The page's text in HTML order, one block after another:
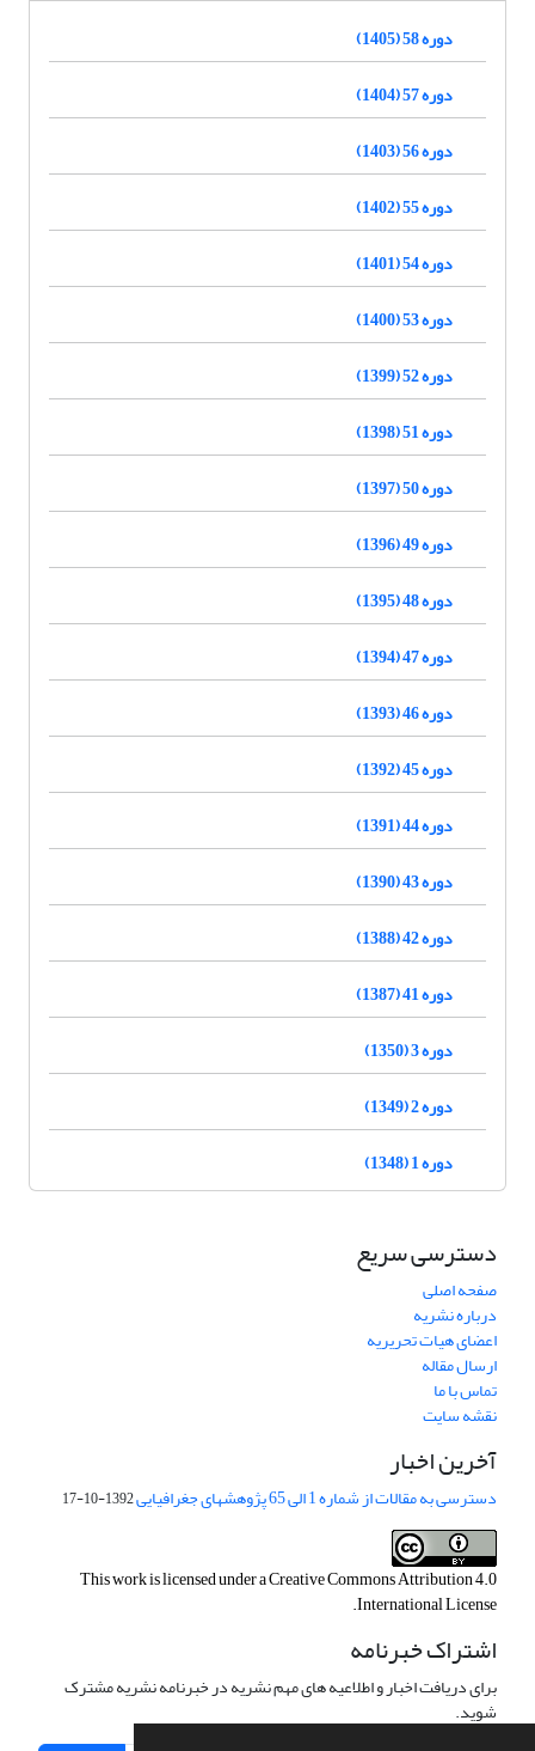
دوره 58 (1405)
دوره 57 (1404)
دوره 56 (1403)
دوره 55 (1402)
دوره 54 (1401)
دوره 53 (1400)
دوره 52 (1399)
دوره 51 (1398)
دوره 50 (1397)
دوره 49 (1396)
دوره 48 (1395)
دوره 47 (1394)
دوره 46 (1393)
دوره 45 (1392)
دوره 44 (1391)
دوره 43 (1390)
دوره 42 (1388)
دوره 41 (1387)
دوره 3 (1350)
دوره 2 (1349)
دوره 1 (1348)
دسترسی سریع
صفحه اصلی
درباره نشریه
اعضای هیات تحریریه
ارسال مقاله
تماس با ما
نقشه سایت
آخرین اخبار
دسترسی به مقالات از شماره 1 الی 65 پژوهشهای جغرافیایی 1392-10-17
This work is licensed under aCreative Commons Attribution 4.0
International License
.
اشتراک خبرنامه
برای دریافت اخبار و اطلاعیه های مهم نشریه در خبرنامه نشریه مشترک
شوید.